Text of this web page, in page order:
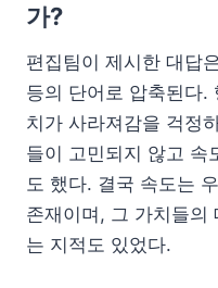
가?
편집팀이 제시한 대답
등의 단어로 압축된다.
치가 사라져감을 걱정
들이 고민되지 않고 속
도 했다. 결국 속도는
존재이며, 그 가치들의
는 지적도 있었다.